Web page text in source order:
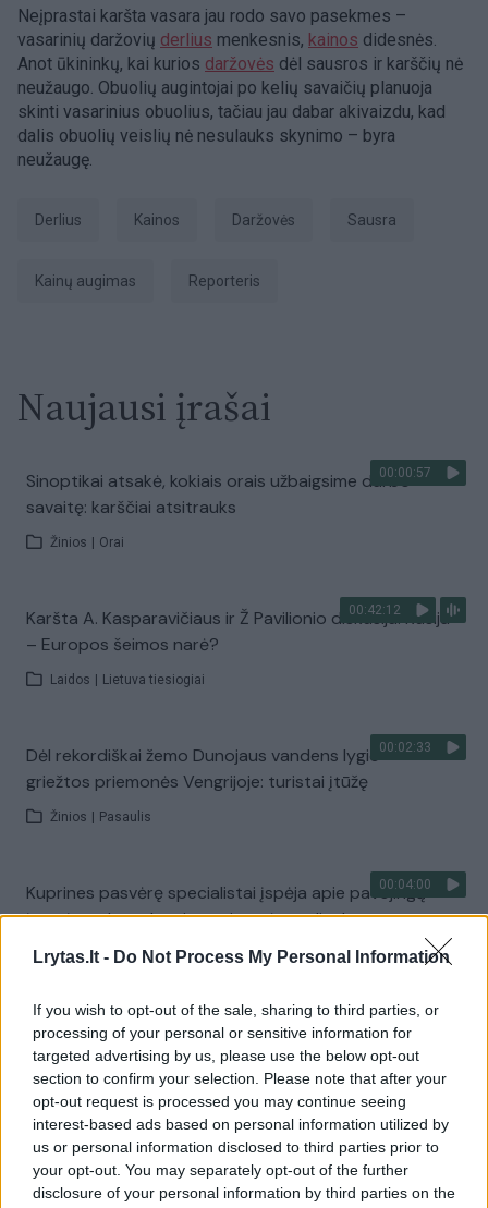
Lrytas.lt - Do Not Process My Personal Information
If you wish to opt-out of the sale, sharing to third parties, or
processing of your personal or sensitive information for
targeted advertising by us, please use the below opt-out
section to confirm your selection. Please note that after your
opt-out request is processed you may continue seeing
interest-based ads based on personal information utilized by
us or personal information disclosed to third parties prior to
your opt-out. You may separately opt-out of the further
disclosure of your personal information by third parties on the
Neįprastai karšta vasara jau rodo savo pasekmes –
vasarinių daržovių derlius menkesnis, kainos didesnės.
Anot ūkininkų, kai kurios daržovės dėl sausros ir karščių nė
neužaugo. Obuolių augintojai po kelių savaičių planuoja
skinti vasarinius obuolius, tačiau jau dabar akivaizdu, kad
dalis obuolių veislių nė nesulauks skynimo – byra
neužaugę.
derlius Kainos daržovės sausra
kainų augimas Reporteris
Naujausi įrašai
00:00:57
Sinoptikai atsakė, kokiais orais užbaigsime darbo
savaitę: karščiai atsitrauks
Žinios Orai
00:42:12
Karšta A. Kasparavičiaus ir Ž Pavilionio diskusija: Rusija
– Europos šeimos narė?
Laidos Lietuva tiesiogiai
00:02:33
Dėl rekordiškai žemo Dunojaus vandens lygio –
griežtos priemonės Vengrijoje: turistai įtūžę
Žinios Pasaulis
00:04:00
Kuprines pasvėrę specialistai įspėja apie pavojingą
įprotį: tą daro daugiau nei pusė pradinukų
Žinios | Lietuvos diena
Visi įrašai
Žiūrimiausi įrašai
00:00:30